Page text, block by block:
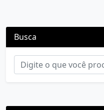
Busca